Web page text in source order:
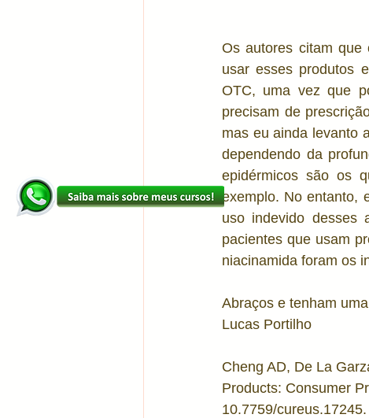
Os autores citam que
usar esses produtos
OTC, uma vez que
precisam de
mas eu ainda levanto
dependendo da
epidérmicos são os
exemplo. No entanto,
uso indevido desses
pacientes que usam
niacinamida foram os
Abraços e tenham
Lucas Portilho
Cheng AD, De La
Products: Consumer
10.7759/